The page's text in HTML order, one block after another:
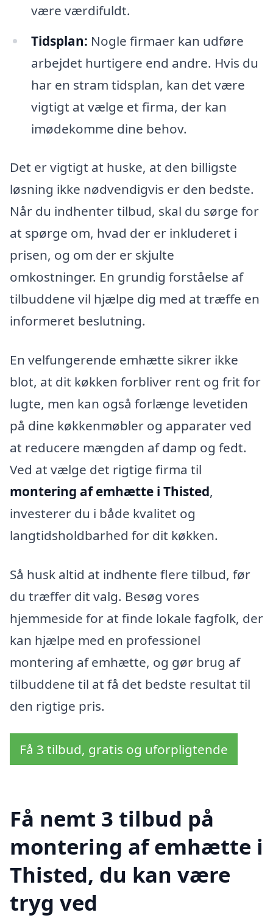
være værdifuldt.
Tidsplan: Nogle firmaer kan udføre
arbejdet hurtigere end andre. Hvis du
har en stram tidsplan, kan det være
vigtigt at vælge et firma, der kan
imødekomme dine behov.
Det er vigtigt at huske, at den billigste
løsning ikke nødvendigvis er den bedste.
Når du indhenter tilbud, skal du sørge for
at spørge om, hvad der er inkluderet i
prisen, og om der er skjulte
omkostninger. En grundig forståelse af
tilbuddene vil hjælpe dig med at træffe en
informeret beslutning.
En velfungerende emhætte sikrer ikke
blot, at dit køkken forbliver rent og frit for
lugte, men kan også forlænge levetiden
på dine køkkenmøbler og apparater ved
at reducere mængden af damp og fedt.
Ved at vælge det rigtige firma til
montering af emhætte i Thisted,
investerer du i både kvalitet og
langtidsholdbarhed for dit køkken.
Så husk altid at indhente flere tilbud, før
du træffer dit valg. Besøg vores
hjemmeside for at finde lokale fagfolk, der
kan hjælpe med en professionel
montering af emhætte, og gør brug af
tilbuddene til at få det bedste resultat til
den rigtige pris.
Få 3 tilbud, gratis og uforpligtende
Få nemt 3 tilbud på
montering af emhætte i
Thisted, du kan være
tryg ved